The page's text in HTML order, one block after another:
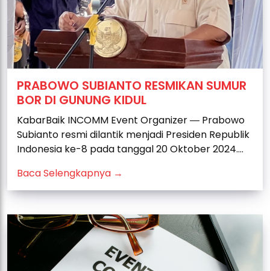
PRABOWO SUBIANTO RESMIKAN SUMUR
BOR DI GUNUNG KIDUL
KabarBaik INCOMM Event Organizer ― Prabowo
Subianto resmi dilantik menjadi Presiden Republik
Indonesia ke-8 pada tanggal 20 Oktober 2024....
Baca Selengkapnya →